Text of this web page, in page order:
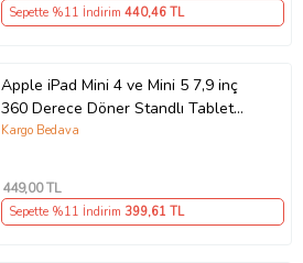
Sepette %11 İndirim 440,46 TL
Apple iPad Mini 4 ve Mini 5 7,9 inç
360 Derece Döner Standlı Tablet
Kılıfı (Kırmızı)
Kargo Bedava
449,00 TL
Sepette %11 İndirim 399,61 TL